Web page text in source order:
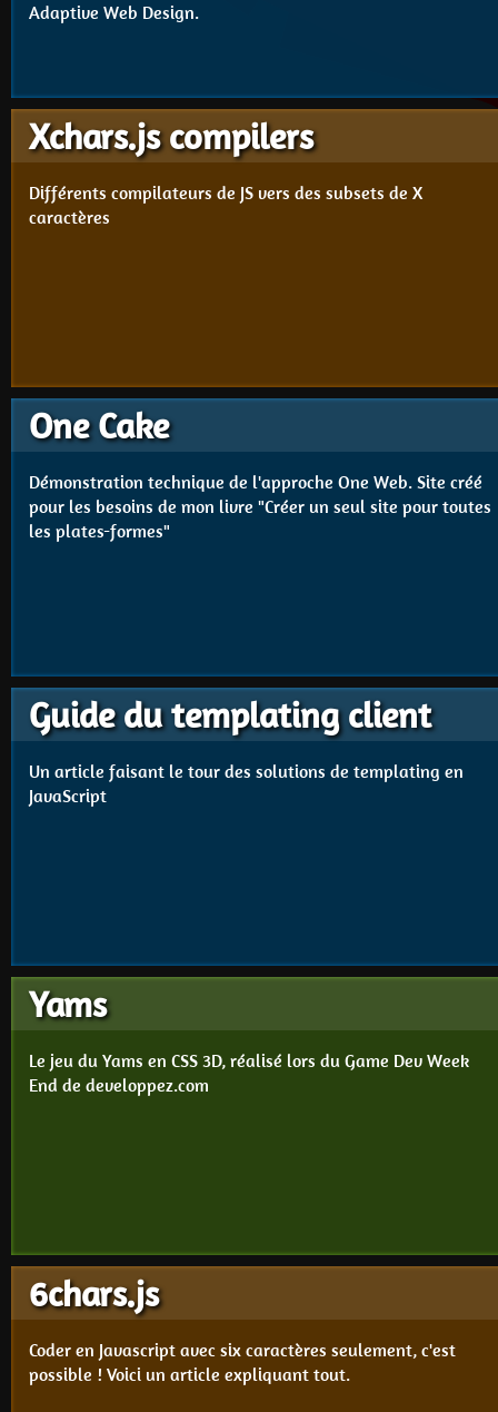
Adaptive Web Design.
Xchars.js compilers
Différents compilateurs de JS vers des subsets de X
caractères
One Cake
Démonstration technique de l'approche One Web. Site créé
pour les besoins de mon livre "Créer un seul site pour toutes
les plates-formes"
Guide du templating client
Un article faisant le tour des solutions de templating en
JavaScript
Yams
Le jeu du Yams en CSS 3D, réalisé lors du Game Dev Week
End de developpez.com
6chars.js
Coder en Javascript avec six caractères seulement, c'est
possible ! Voici un article expliquant tout.